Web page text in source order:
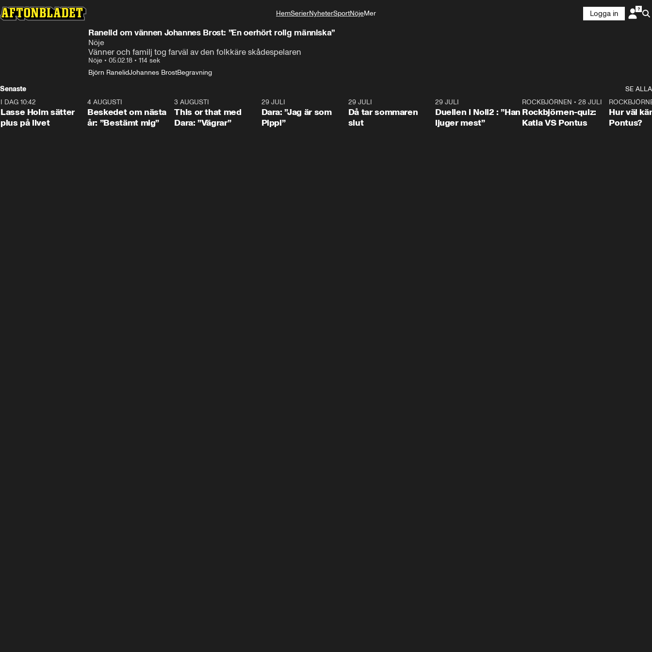
HemSerierNyheterSportNöjeMer
Logga in
Ranelid om vännen Johannes Brost: ”En oerhört rolig människa”
Nöje
Vänner och familj tog farväl av den folkkäre skådespelaren
Nöje • 05.02.18 • 114 sek
Björn RanelidJohannes BrostBegravning
Senaste
SE ALLA
1:04
I DAG 10:42
Lasse Holm sätter
plus på livet
0:24
4 AUGUSTI
Beskedet om nästa
år: ”Bestämt mig”
3 AUGUSTI
This or that med
Dara: ”Vägrar”
29 JULI
Dara: ”Jag är som
Pippi”
29 JULI
Då tar sommaren
slut
29 JULI
Duellen i Noll2 : ”Han
ljuger mest”
0:15
ROCKBJÖRNEN •28 JULI
Rockbjörnen-quiz:
Katia VS Pontus
Hur väl
Pontus?